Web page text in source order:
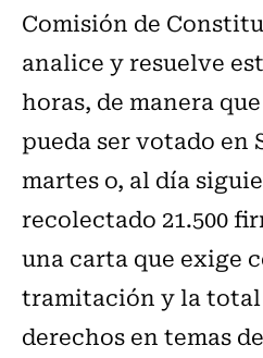
Comisión de
analice y resuelve
horas, de manera
pueda ser votado en
martes o, al día
recolectado 21.500
una carta que exige
tramitación y la
derechos en temas